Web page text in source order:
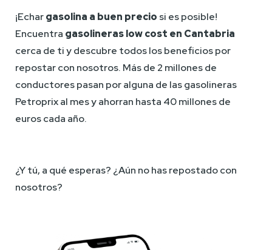
¡Echar gasolina a buen precio si es posible!
Encuentra gasolineras low cost en Cantabria
cerca de ti y descubre todos los beneficios por
repostar con nosotros. Más de 2 millones de
conductores pasan por alguna de las gasolineras
Petroprix al mes y ahorran hasta 40 millones de
euros cada año.
¿Y tú, a qué esperas? ¿Aún no has repostado con
nosotros?